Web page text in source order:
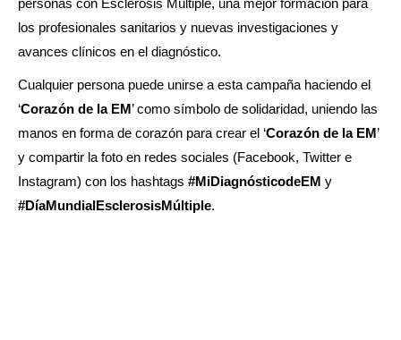
personas con Esclerosis Múltiple, una mejor formación para
los profesionales sanitarios y nuevas investigaciones y
avances clínicos en el diagnóstico.
Cualquier persona puede unirse a esta campaña haciendo el
‘Corazón de la EM’ como símbolo de solidaridad, uniendo las
manos en forma de corazón para crear el ‘Corazón de la EM’
y compartir la foto en redes sociales (Facebook, Twitter e
Instagram) con los hashtags #MiDiagnósticodeEM y
#DíaMundialEsclerosisMúltiple.